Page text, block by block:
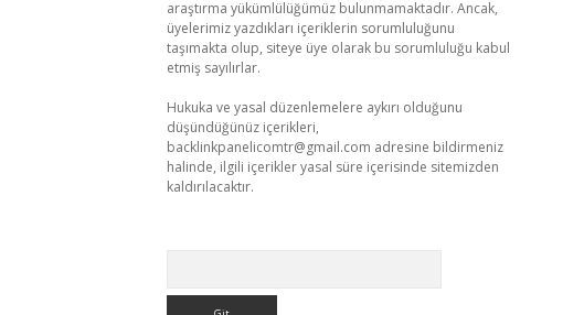
araştırma yükümlülüğümüz bulunmamaktadır. Ancak,
üyelerimiz yazdıkları içeriklerin sorumluluğunu
taşımakta olup, siteye üye olarak bu sorumluluğu kabul
etmiş sayılırlar.
Hukuka ve yasal düzenlemelere aykırı olduğunu
düşündüğünüz içerikleri,
backlinkpanelicomtr@gmail.com adresine bildirmeniz
halinde, ilgili içerikler yasal süre içerisinde sitemizden
kaldırılacaktır.